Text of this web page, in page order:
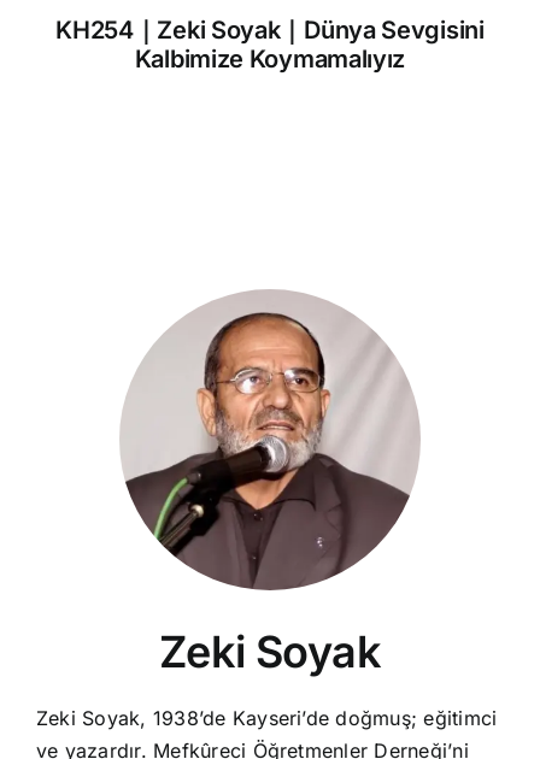
KH254｜Zeki Soyak｜Dünya Sevgisini
Kalbimize Koymamalıyız
Zeki Soyak
Zeki Soyak, 1938’de Kayseri’de doğmuş; eğitimci
ve yazardır. Mefkûreci Öğretmenler Derneği’ni